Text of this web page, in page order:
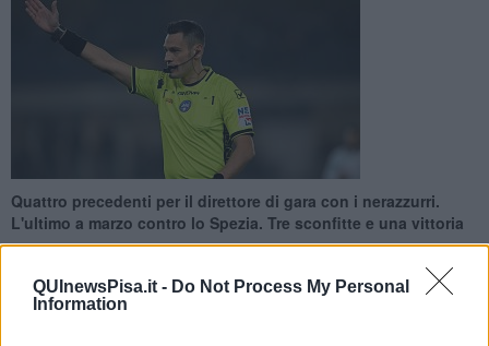
QUInewsPisa.it - Do Not Process My Personal
Information
Quattro precedenti per il direttore di gara con i nerazzurri.
L'ultimo a marzo contro lo Spezia. Tre sconfitte e una vittoria